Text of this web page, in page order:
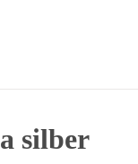
silber